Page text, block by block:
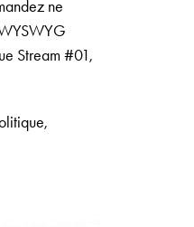
ne
Stream #01,